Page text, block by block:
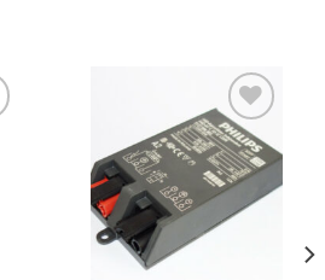
Add to
wishlist